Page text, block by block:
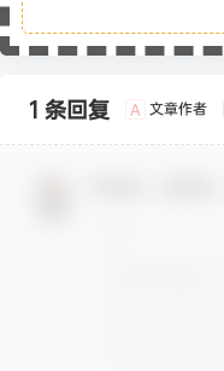
1 条回复 A 文章作者